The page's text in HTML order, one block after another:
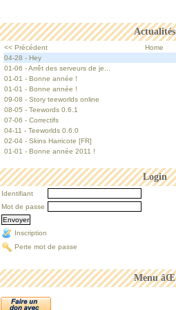
Menu âŒ
Actualités
<< Précédent Home
04-28 - Hey
01-06 - Arrêt des serveurs de je...
01-01 - Bonne année !
01-01 - Bonne année !
09-08 - Story teeworlds online
08-05 - Teewords 0.6.1
07-06 - Correctifs
04-11 - Teeworlds 0.6.0
02-04 - Skins Harricote [FR]
01-01 - Bonne année 2011 !
Login
Identifiant
Mot de passe
Inscription
Perte mot de passe